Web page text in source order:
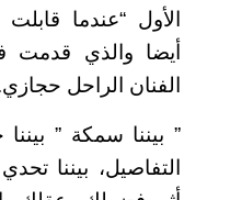
الأول “عندما
أيضا والذي قدمت
الفنان الراحل
” بيننا سمكة ”
التفاصيل، بيننا